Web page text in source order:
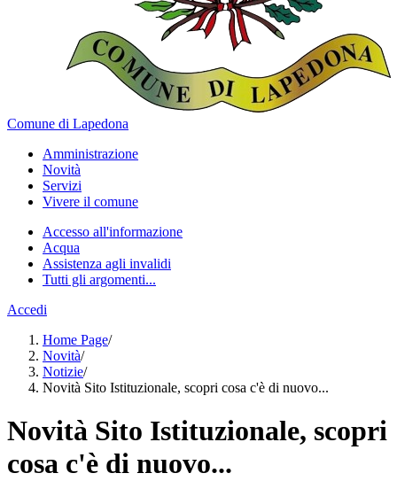
Comune di Lapedona
Amministrazione
Novità
Servizi
Vivere il comune
Accesso all'informazione
Acqua
Assistenza agli invalidi
Tutti gli argomenti...
Accedi
Home Page/
Novità/
Notizie/
Novità Sito Istituzionale, scopri cosa c'è di nuovo...
Novità Sito Istituzionale, scopri
cosa c'è di nuovo...